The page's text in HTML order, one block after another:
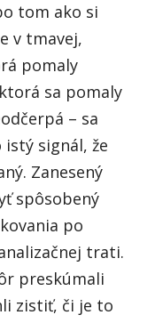
tom ako si
v tmavej,
pomaly
sa pomaly
– sa
istý signál, že
Zanesený
spôsobený
po
trati.
preskúmali
zistiť, či je to